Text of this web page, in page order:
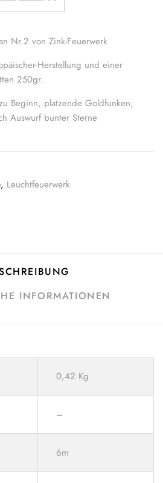
Nr.2 von Zink-Feuerwerk
Herstellung und einer
250gr.
Beginn, platzende Goldfunken,
Auswurf bunter Sterne
, Leuchtfeuerwerk
INFORMATIONEN
0,42 Kg
–
6m